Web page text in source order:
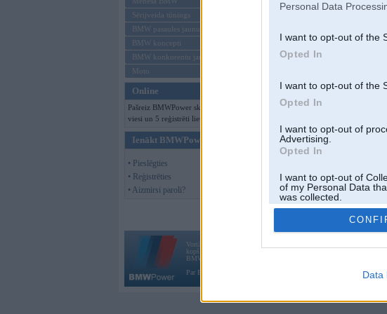
Personal Data
I want to opt-out of the
Opted In
I want to opt-out of the
Opted In
I want to opt-out of
Advertising.
Opted In
I want to opt-out of
of my Personal Data
was collected.
Opted Out
Data
Sērijveida tūnings
BMW pasaules jaunumi
BMW koncepti
BMW konkurentu jaunumi
Moto
Online
Pašreiz BMWPower skatās 202
viesi un 5 reģistrēti lietotāji.
Ienākt BMWPower
• Pieslēgties
• Reģistrēties
• Aizmirsi paroli?
Leiši arī precas
motociklu vasara, sezona
Vortāls BMWPower.lv darbojas
kopš 2002. gada 14. maija. Tas nav auto klubs un nav saistīts ar
BMW AG.
Par BMWPower